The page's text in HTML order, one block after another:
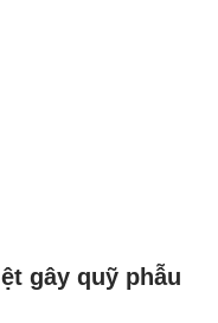
gây quỹ phẫu